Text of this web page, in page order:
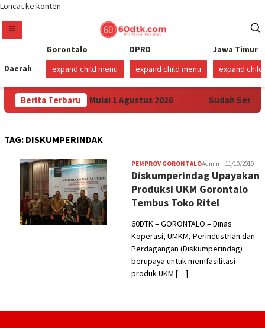
Loncat ke konten
Daerah
Gorontalo
expand child menu
DPRD
expand child menu
Jawa Timur
expand child
Berita Terbaru
di Sulawesi Mulai 1 Agustus 2026 Sudah
TAG: DISKUMPERINDAK
PEMPROV GORONTALOAdmin 11/10/2019
Diskumperindag Upayakan
Produksi UKM Gorontalo
Tembus Toko Ritel
60DTK – GORONTALO – Dinas
Koperasi, UMKM, Perindustrian dan
Perdagangan (Diskumperindag)
berupaya untuk memfasilitasi
produk UKM […]